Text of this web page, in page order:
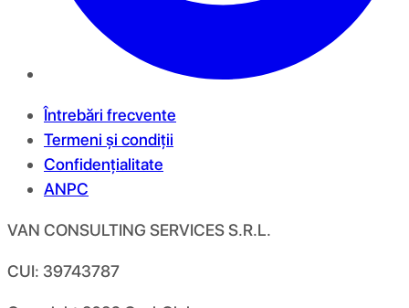
Întrebări frecvente
Termeni și condiții
Confidențialitate
ANPC
VAN CONSULTING SERVICES S.R.L.
CUI: 39743787